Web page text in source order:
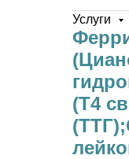
Услуги
(Т4